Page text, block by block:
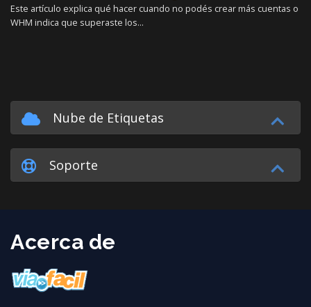
Este artículo explica qué hacer cuando no podés crear más cuentas o
WHM indica que superaste los...
Nube de Etiquetas
Soporte
Acerca de